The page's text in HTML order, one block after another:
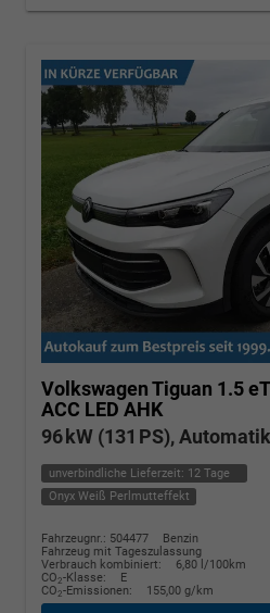
Volkswagen Tiguan 1.5
ACC LED AHK
96 kW (131 PS),
unverbindliche Lieferzeit: 12 Tage
Onyx Weiß Perlmutteffekt
Fahrzeugnr.: 504477
Benzin
Fahrzeug mit Tageszulassung
Verbrauch kombiniert:
6,80 l/100km
CO2-Klasse:
E
CO2-Emissionen: 155,00 g/km